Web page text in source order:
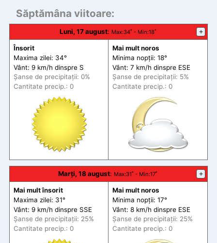
Săptămâna viitoare:
Luni, 17 august: Max:34˚ - Min:18˚ +
Însorit
Maxima zilei: 34°
Vânt: 9 km/h dinspre S
Șanse de precipitații: 0%
Cantitate precip.: 0
Mai mult noros
Minima nopții: 18°
Vânt: 7 km/h dinspre ESE
Șanse de precipitații: 5%
Cantitate precip.: 0
Marți, 18 august: Max:31˚ - Min:17˚ +
Mai mult însorit
Maxima zilei: 31°
Vânt: 9 km/h dinspre SSE
Șanse de precipitații: 25%
Cantitate precip.: 0
Mai mult noros
Minima nopții: 17°
Vânt: 8 km/h dinspre ESE
Șanse de precipitații: 25%
Cantitate precip.: 0